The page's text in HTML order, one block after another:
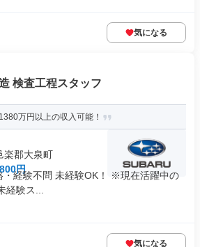
気になる
検査工程スタッフ
万円以上の収入可能！
楽郡大泉町
円
・経験不問 未経験OK！ ※現在活躍中の
経験ス...
気になる